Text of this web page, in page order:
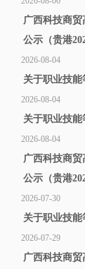
广西科技商
公示（贵港
2026-08-04
关于职业技能
2026-08-04
关于职业技能
2026-08-04
广西科技商
公示（贵港
2026-07-30
关于职业技能
2026-07-29
广西科技商